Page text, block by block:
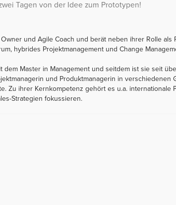
Tagen von der Idee zum Prototypen!
und Agile Coach und berät neben ihrer Rolle
hybrides Projektmanagement und Change
dem Master in Management und seitdem ist sie seit
und Produktmanagerin in
Zu ihrer Kernkompetenz gehört es u.a. internationale
Strategien fokussieren.